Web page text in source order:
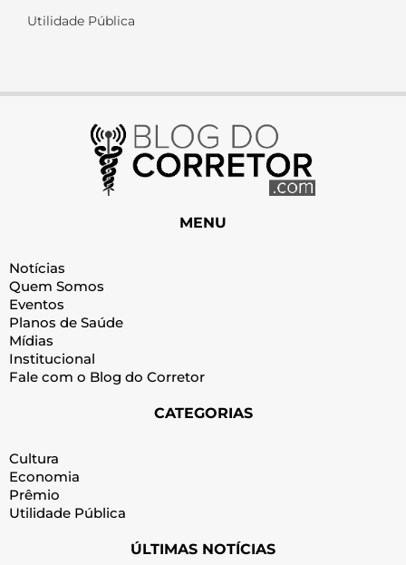
Utilidade Pública
MENU
Notícias
Quem Somos
Eventos
Planos de Saúde
Mídias
Institucional
Fale com o Blog do Corretor
CATEGORIAS
Cultura
Economia
Prêmio
Utilidade Pública
ÚLTIMAS NOTÍCIAS